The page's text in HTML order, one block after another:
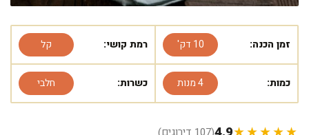
זמן הכנה: 10 דק' רמת קושי: קל
כמות: 4 מנות כשרות: חלבי